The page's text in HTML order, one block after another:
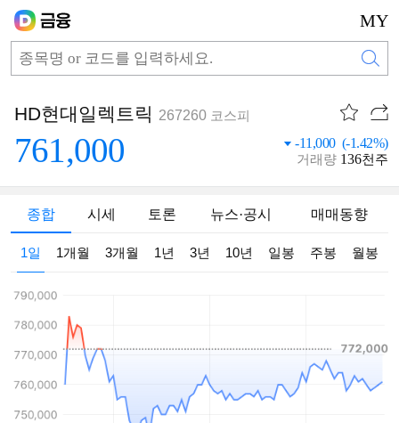
MY
HD현대일렉트릭 267260 코스피
761,000 -11,000 (-1.42%)
거래량 136천주
종합 시세 토론 뉴스·공시 매매동향
1일 1개월 3개월 1년 3년 10년 일봉 주봉 월봉